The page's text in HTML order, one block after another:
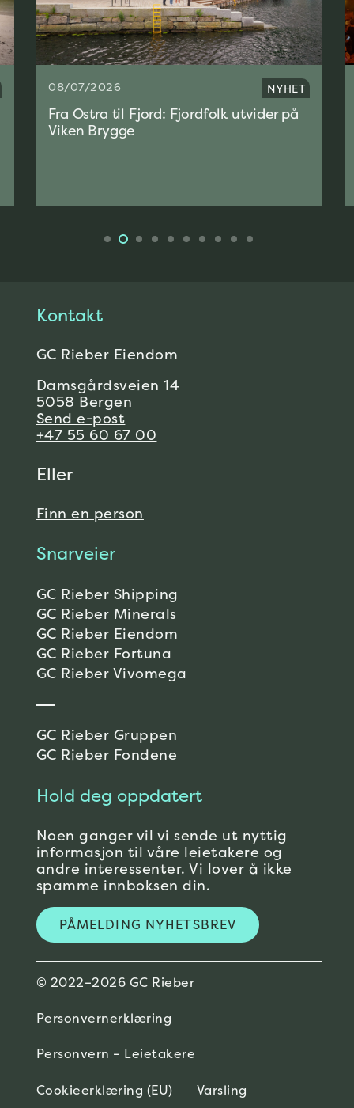
17/06/2026 MARINEHOLMEN
Levende bydel: Fotballfest på
Marineholmen under Norges
Kontakt
GC Rieber Eiendom
Damsgårdsveien 14
5058 Bergen
Send e-post
+47 55 60 67 00
Eller
Finn en person
Snarveier
GC Rieber Shipping
GC Rieber Minerals
GC Rieber Eiendom
GC Rieber Fortuna
GC Rieber Vivomega
GC Rieber Gruppen
GC Rieber Fondene
Hold deg oppdatert
Noen ganger vil vi sende ut nyttig
informasjon til våre leietakere og
andre interessenter. Vi lover å ikke
spamme innboksen din.
PÅMELDING NYHETSBREV
© 2022–2026 GC Rieber
Personvernerklæring
Personvern – Leietakere
Cookieerklæring (EU) Varsling